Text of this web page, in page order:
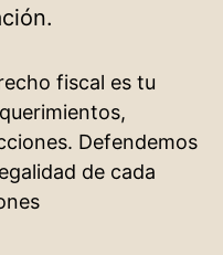
fiscal es tu
Defendemos
de cada